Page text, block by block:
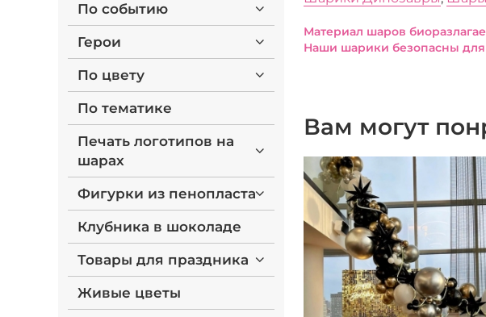
По событию
Герои
По цвету
По тематике
Печать логотипов на
шарах
Фигурки из пенопласта
Клубника в шоколаде
Товары для праздника
Живые цветы
Материал шаров
Наши шарики безопасны
Вам могут